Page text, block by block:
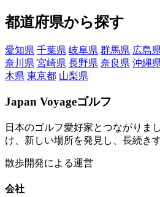
都道府県から探す
愛知県 千葉県 岐阜県 群馬県 広島
奈川県 宮崎県 長野県 奈良県 沖縄
木県 東京都 山梨県
Japan Voyageゴルフ
日本のゴルフ愛好家とつながりま
け、新しい場所を発見し、長続き
散歩開発による運営
会社